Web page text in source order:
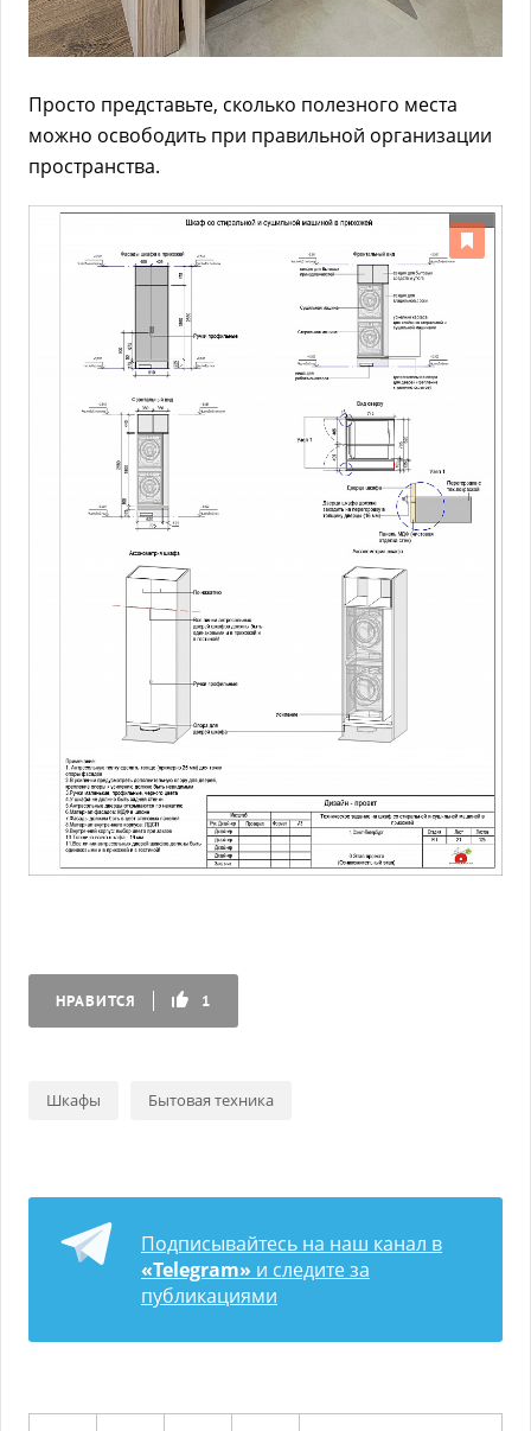
Просто представьте, сколько полезного места
можно освободить при правильной организации
пространства.
НРАВИТСЯ 1
Шкафы Бытовая техника
Подписывайтесь на наш канал в
«Telegram» и следите за
публикациями